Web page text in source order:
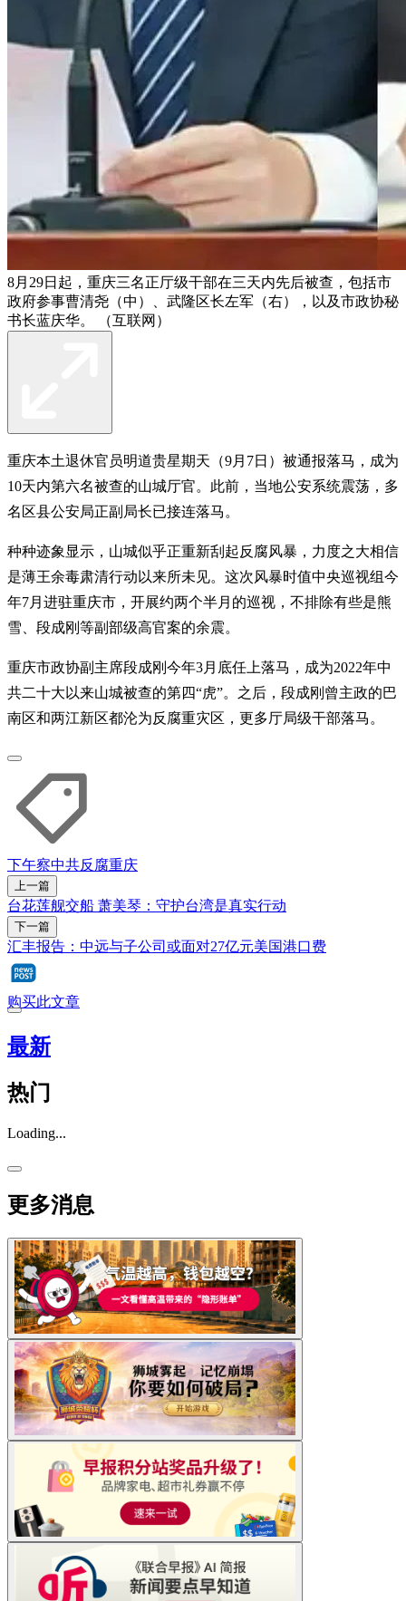
8月29日起，重庆三名正厅级干部在三天内先后被查，包括市
政府参事曹清尧（中）、武隆区长左军（右），以及市政协秘
书长蓝庆华。 （互联网）
重庆本土退休官员明道贵星期天（9月7日）被通报落马，成为
10天内第六名被查的山城厅官。此前，当地公安系统震荡，多
名区县公安局正副局长已接连落马。
种种迹象显示，山城似乎正重新刮起反腐风暴，力度之大相信
是薄王余毒肃清行动以来所未见。这次风暴时值中央巡视组今
年7月进驻重庆市，开展约两个半月的巡视，不排除有些是熊
雪、段成刚等副部级高官案的余震。
重庆市政协副主席段成刚今年3月底任上落马，成为2022年中
共二十大以来山城被查的第四“虎”。之后，段成刚曾主政的巴
南区和两江新区都沦为反腐重灾区，更多厅局级干部落马。
下午察中共反腐重庆
上一篇
台花莲舰交船 萧美琴：守护台湾是真实行动
下一篇
汇丰报告：中远与子公司或面对27亿元美国港口费
购买此文章
最新
热门
Loading...
更多消息